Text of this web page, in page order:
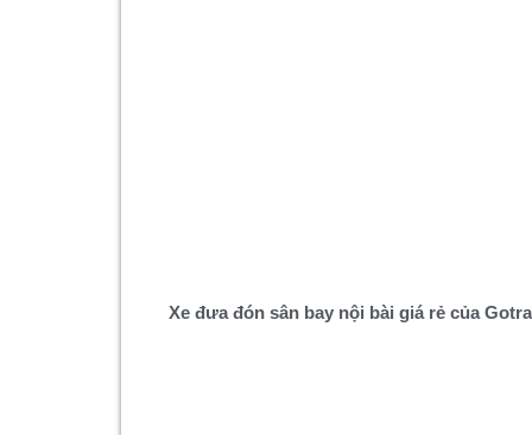
Xe đưa đón sân bay nội bài giá rẻ của